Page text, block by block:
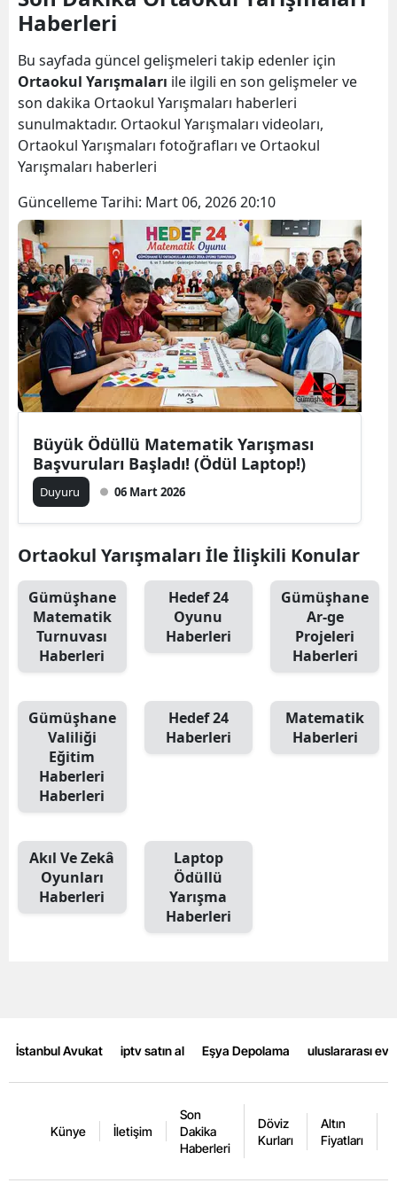
Bingöl
Bitlis
Bolu
Bursa
Çanakkale
Çankırı
Çorum
Denizli
Diyarbakır
Edirne
Elazığ
Erzurum
Eskişehir
Gaziantep
Giresun
Gümüşhane
Hakkari
Hatay
İstanbul
İzmir
Kars
Kocaeli
Konya
Kütahya
Haberleri
Bu sayfada güncel gelişmeleri takip edenler için
Ortaokul Yarışmaları ile ilgili en son gelişmeler ve
son dakika Ortaokul Yarışmaları haberleri
sunulmaktadır. Ortaokul Yarışmaları videoları,
Ortaokul Yarışmaları fotoğrafları ve Ortaokul
Yarışmaları haberleri
Güncelleme Tarihi: Mart 06, 2026 20:10
Büyük Ödüllü Matematik Yarışması
Başvuruları Başladı! (Ödül Laptop!)
Duyuru 06 Mart 2026
Ortaokul Yarışmaları İle İlişkili Konular
Gümüşhane
Matematik
Turnuvası
Haberleri
Hedef 24
Oyunu
Haberleri
Gümüşhane
Ar-ge
Projeleri
Haberleri
Gümüşhane
Valiliği
Eğitim
Haberleri
Haberleri
Hedef 24
Haberleri
Matematik
Haberleri
Akıl Ve Zekâ
Oyunları
Haberleri
Laptop
Ödüllü
Yarışma
Haberleri
İstanbul Avukat iptv satın al Eşya Depolama uluslararası
Künye İletişim
Son
Dakika
Haberleri
Döviz
Kurları
Altın
Fiyatları